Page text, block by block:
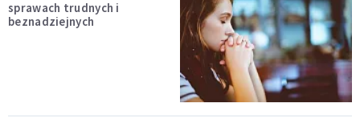
sprawach trudnych i
beznadziejnych